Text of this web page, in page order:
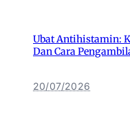
Ubat Antihistamin:
Dan Cara
20/07/2026